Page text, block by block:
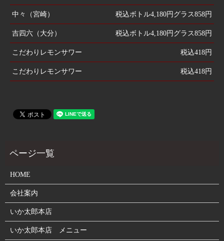
中々（宮崎） 税込ボトル4,180円グラス858円
吉四六（大分） 税込ボトル4,180円グラス858円
こだわりレモンサワー 税込418円
こだわりレモンサワー 税込418円
HOME
会社案内
いか太郎本店
いか太郎本店 メニュー